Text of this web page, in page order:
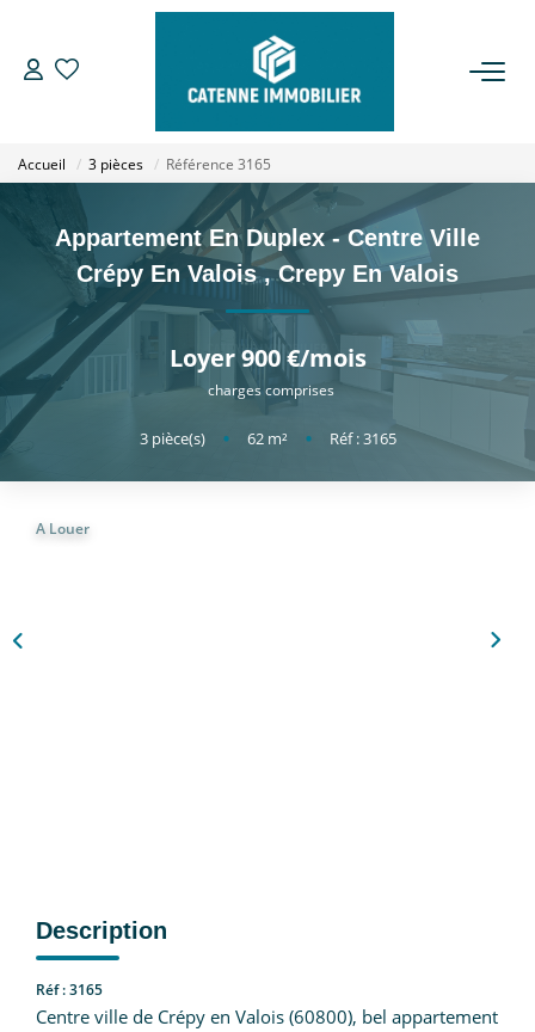
LOUER
ESTIMER
GESTION
NOTRE AGENCE
Accueil 3 pièces Référence 3165
Appartement En Duplex - Centre Ville
Crépy En Valois,Crepy En Valois
Loyer 900 €/mois
charges comprises
3pièce(s) • 62m² • Réf : 3165
A Louer
Description
Réf : 3165
Centre ville de Crépy en Valois (60800), bel appartement